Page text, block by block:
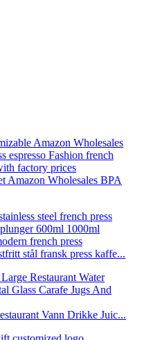
Amazon Wholesales BPA
stål fransk press kaffe...
Vann Drikke Juic...